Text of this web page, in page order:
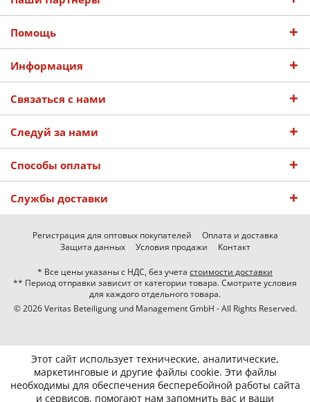
Помощь
Информация
Связаться с нами
Следуй за нами
Способы оплаты
Службы доставки
Регистрация для оптовых покупателей
Оплата и доставка
Защита данных
Условия продажи Контакт
* Все цены указаны с НДС, без учета стоимости доставки
** Период отправки зависит от категории товара. Смотрите условия
для каждого отдельного товара.
© 2026 Veritas Beteiligung und Management GmbH - All Rights Reserved.
Этот сайт использует технические, аналитические,
маркетинговые и другие файлы cookie. Эти файлы
необходимы для обеспечения бесперебойной работы сайта
и сервисов, помогают нам запомнить вас и ваши